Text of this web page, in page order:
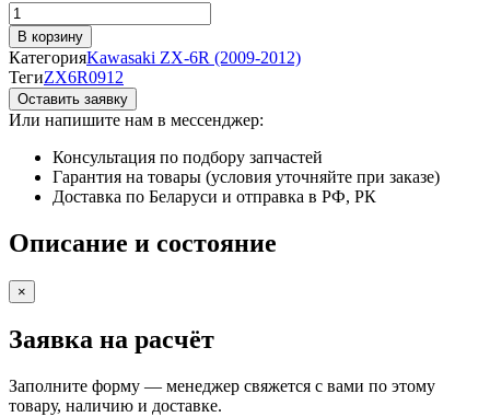
Количество
товара
Диск
колесный
задний
Kawasaki
ZX-
(2009-
В корзину
КатегорияKawasaki ZX-6R (2009-2012)
ТегиZX6R0912
Оставить заявку
Или напишите нам в мессенджер:
Консультация по подбору запчастей
Гарантия на товары (условия уточняйте при заказе)
Доставка по Беларуси и отправка в РФ, РК
Описание и состояние
×
Заявка на расчёт
Заполните форму — менеджер свяжется с вами по этому
товару, наличию и доставке.